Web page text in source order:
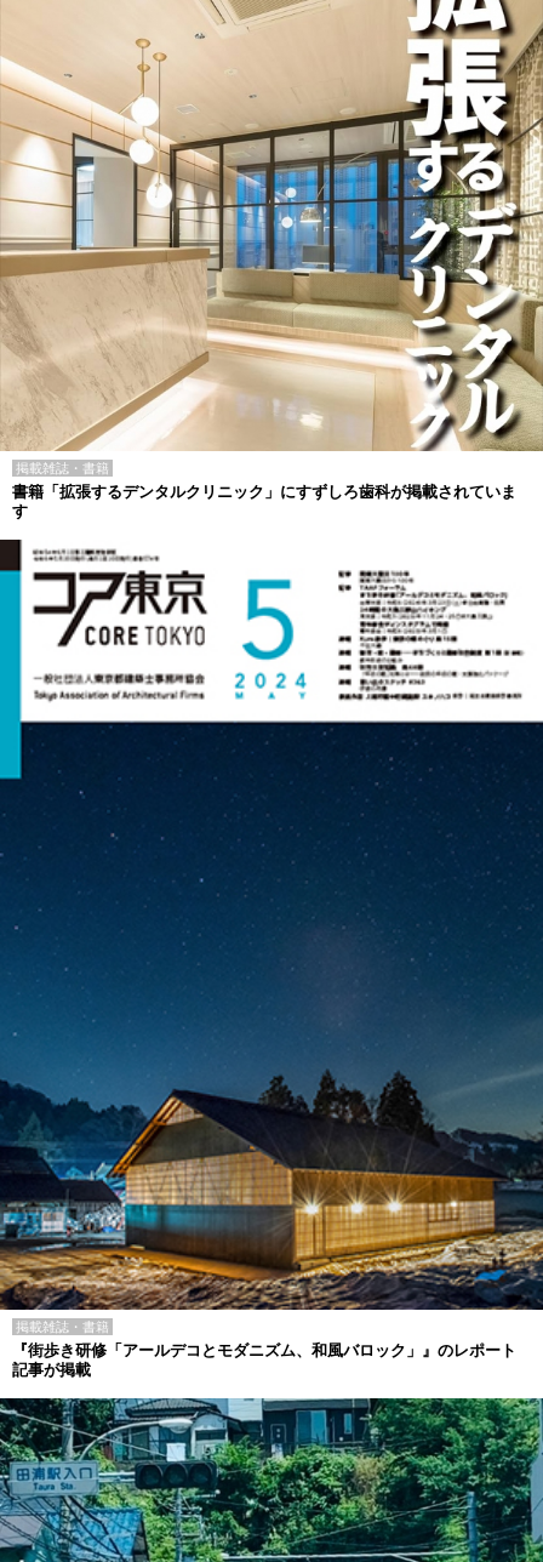
掲載雑誌・書籍
書籍「拡張するデンタルクリニック」にすずしろ歯科が掲載されていま
す
掲載雑誌・書籍
『街歩き研修「アールデコとモダニズム、和風バロック」』のレポート
記事が掲載